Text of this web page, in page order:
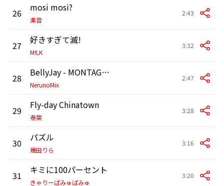
26 mosi mosi?
楽音
2:43
27 好きすぎて滅!
M!LK
3:32
28 BellyJay - MONTAGEM HIKARI Neruno (Remix)
NerunoMix
2:47
29 Fly-day Chinatown
泰葉
3:28
30 パズル
幾田りら
3:16
31 キミに100パーセント
きゃりーぱみゅぱみゅ
3:20